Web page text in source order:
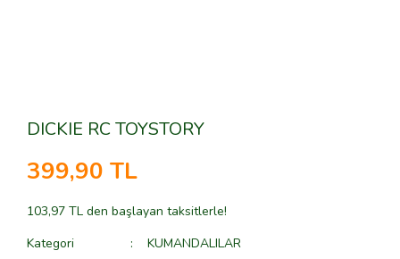
DICKIE RC TOYSTORY
399,90 TL
103,97 TL den başlayan taksitlerle!
Kategori
KUMANDALILAR